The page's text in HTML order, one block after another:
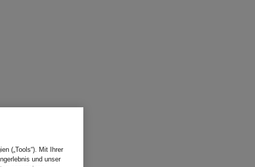
(„Tools“). Mit Ihrer
und unser